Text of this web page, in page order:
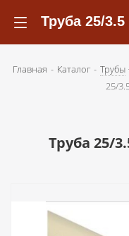
Главная - Каталог - Трубы
25/
Труба 25/